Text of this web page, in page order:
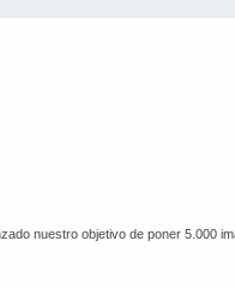
nuestro objetivo de poner 5.000